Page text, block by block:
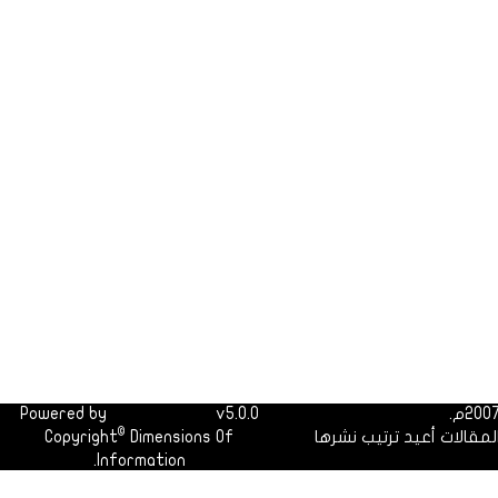
أعيد ترتيب نشرها
Powered by
v5.0.0
Copyright© Dimensions Of
Information.